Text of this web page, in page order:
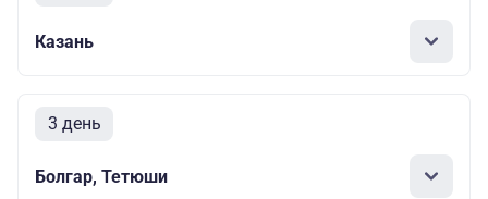
Казань
3 день
Болгар, Тетюши